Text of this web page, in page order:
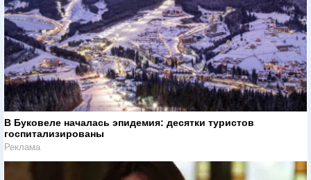
В Буковеле началась эпидемия: десятки туристов
госпитализированы
Реклама